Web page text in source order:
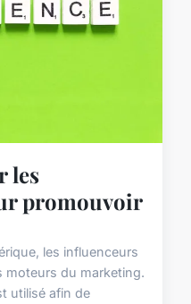
les
promouvoir
les influenceurs
du marketing.
utilisé afin de